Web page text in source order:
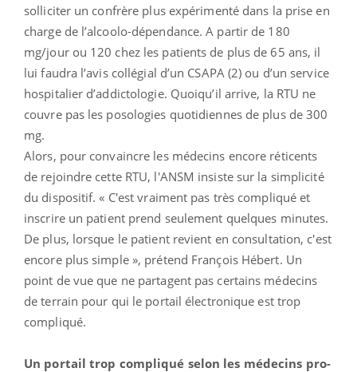
solliciter un confrère plus expérimenté dans la prise en
charge de l’alcoolo-dépendance. A partir de 180
mg/jour ou 120 chez les patients de plus de 65 ans, il
lui faudra l’avis collégial d’un CSAPA (2) ou d’un service
hospitalier d’addictologie. Quoiqu’il arrive, la RTU ne
couvre pas les posologies quotidiennes de plus de 300
mg.
Alors, pour convaincre les médecins encore réticents
de rejoindre cette RTU, l'ANSM insiste sur la simplicité
du dispositif. « C'est vraiment pas très compliqué et
inscrire un patient prend seulement quelques minutes.
De plus, lorsque le patient revient en consultation, c'est
encore plus simple », prétend François Hébert. Un
point de vue que ne partagent pas certains médecins
de terrain pour qui le portail électronique est trop
compliqué.
Un portail trop compliqué selon les médecins pro-